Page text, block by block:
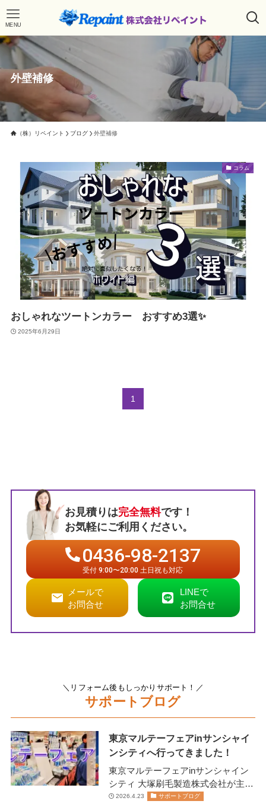
MENU
外壁補修
（株）リペイント ブログ 外壁補修
コラム
おしゃれなツートンカラー おすすめ3選✨
2025年6月29日
1
お見積りは完全無料です！
お気軽にご利用ください。
0436-98-2137
受付 9:00〜20:00 土日祝も対応
メールで
お問合せ
LINEで
お問合せ
＼リフォーム後もしっかりサポート！／
サポートブログ
東京マルテーフェアinサンシャイ
ンシティへ行ってきました！
東京マルテーフェアinサンシャイン
シティ 大塚刷毛製造株式会社が主催
します 2026年2月13日(金)14日(土)に
2026.4.23 サポートブログ